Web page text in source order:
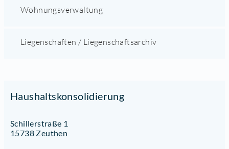
Wohnungsverwaltung
Liegenschaften / Liegenschaftsarchiv
Haushaltskonsolidierung
Schillerstraße 1
15738 Zeuthen